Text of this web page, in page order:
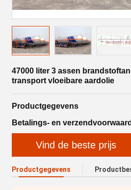
47000 liter 3 assen
transport vloeibare aardolie
Productgegevens
Betalings- en
Vind de beste prijs
Productgegevens